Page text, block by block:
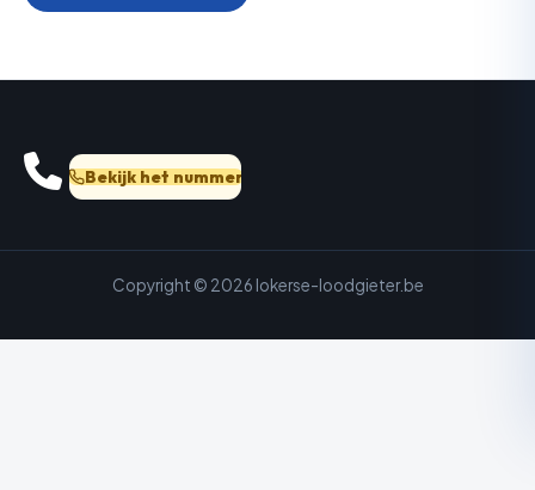
Bekijk het nummer
Copyright © 2026 lokerse-loodgieter.be